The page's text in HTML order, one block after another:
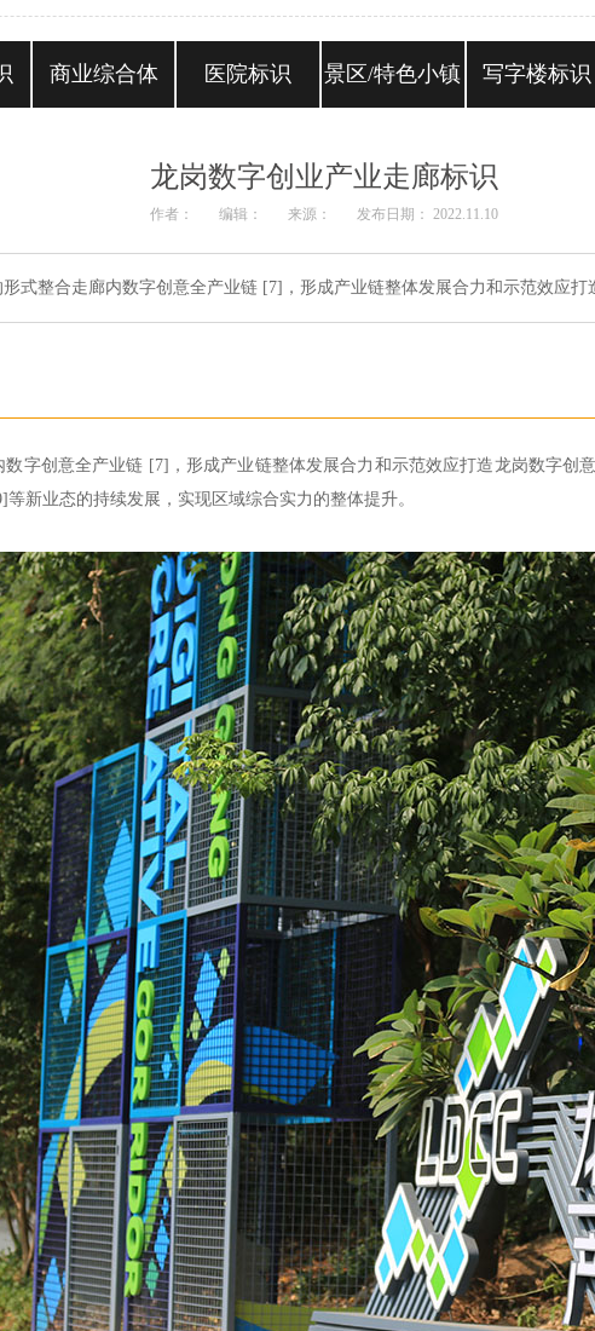
商业综合体 医院标识 景区/特色小镇 写字楼标识
龙岗数字创业产业走廊标识
作者： 编辑： 来源： 发布日期： 2022.11.10
式整合走廊内数字创意全产业链 [7]，形成产业链整体发展合力和示范效应
字创意全产业链 [7]，形成产业链整体发展合力和示范效应打造龙岗数字
新业态的持续发展，实现区域综合实力的整体提升。